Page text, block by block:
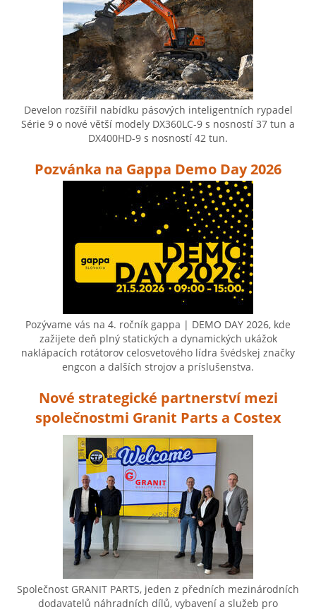
Develon rozšířil nabídku pásových inteligentních rypadel
Série 9 o nové větší modely DX360LC-9 s nosností 37 tun a
DX400HD-9 s nosností 42 tun.
Pozvánka na Gappa Demo Day 2026
Pozývame vás na 4. ročník gappa | DEMO DAY 2026, kde
zažijete deň plný statických a dynamických ukážok
naklápacích rotátorov celosvetového lídra švédskej značky
engcon a dalších strojov a príslušenstva.
Nové strategické partnerství mezi
společnostmi Granit Parts a Costex
Společnost GRANIT PARTS, jeden z předních mezinárodních
dodavatelů náhradních dílů, vybavení a služeb pro